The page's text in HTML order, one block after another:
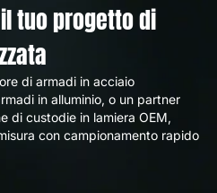
tuo progetto di
di armadi in acciaio
in alluminio, o un partner
di custodie in lamiera OEM,
con campionamento rapido